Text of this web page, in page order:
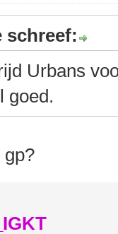
schreef:
Urbans
goed.
gp?